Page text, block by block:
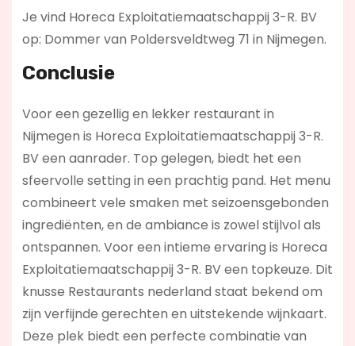
Je vind Horeca Exploitatiemaatschappij 3-R. BV
op: Dommer van Poldersveldtweg 71 in Nijmegen.
Conclusie
Voor een gezellig en lekker restaurant in
Nijmegen is Horeca Exploitatiemaatschappij 3-R.
BV een aanrader. Top gelegen, biedt het een
sfeervolle setting in een prachtig pand. Het menu
combineert vele smaken met seizoensgebonden
ingrediënten, en de ambiance is zowel stijlvol als
ontspannen. Voor een intieme ervaring is Horeca
Exploitatiemaatschappij 3-R. BV een topkeuze. Dit
knusse Restaurants nederland staat bekend om
zijn verfijnde gerechten en uitstekende wijnkaart.
Deze plek biedt een perfecte combinatie van